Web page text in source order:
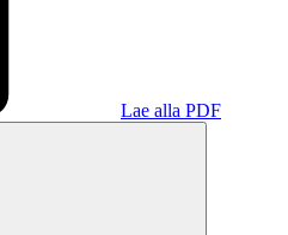
Lae alla PDF